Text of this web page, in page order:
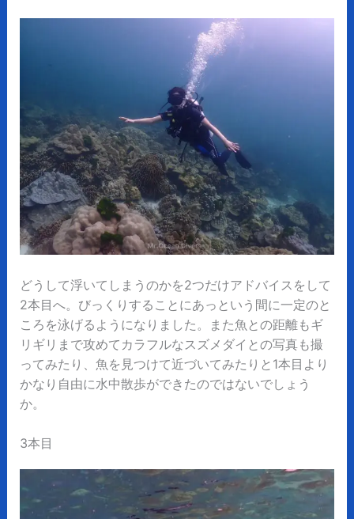
どうして浮いてしまうのかを2つだけアドバイスをして
2本目へ。びっくりすることにあっという間に一定のと
ころを泳げるようになりました。また魚との距離もギ
リギリまで攻めてカラフルなスズメダイとの写真も撮
ってみたり、魚を見つけて近づいてみたりと1本目より
かなり自由に水中散歩ができたのではないでしょう
か。
3本目